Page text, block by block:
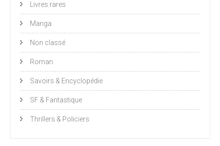
Livres rares
Manga
Non classé
Roman
Savoirs & Encyclopédie
SF & Fantastique
Thrillers & Policiers